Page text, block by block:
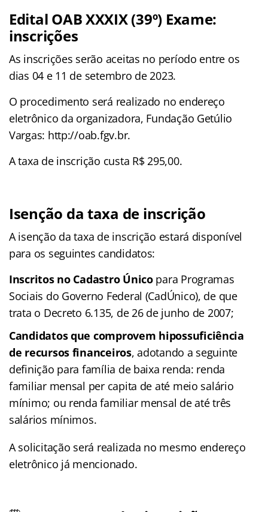
Edital OAB XXXIX (39º) Exame:
inscrições
As inscrições serão aceitas no período entre os
dias 04 e 11 de setembro de 2023.
O procedimento será realizado no endereço
eletrônico da organizadora, Fundação Getúlio
Vargas: http://oab.fgv.br.
A taxa de inscrição custa R$ 295,00.
Isenção da taxa de inscrição
A isenção da taxa de inscrição estará disponível
para os seguintes candidatos:
Inscritos no Cadastro Únicopara Programas
Sociais do Governo Federal (CadÚnico), de que
trata o Decreto 6.135, de 26 de junho de 2007;
Candidatos que comprovem hipossuficiência
de recursos financeiros, adotando a seguinte
definição para família de baixa renda: renda
familiar mensal per capita de até meio salário
mínimo; ou renda familiar mensal de até três
salários mínimos.
A solicitação será realizada no mesmo endereço
eletrônico já mencionado.